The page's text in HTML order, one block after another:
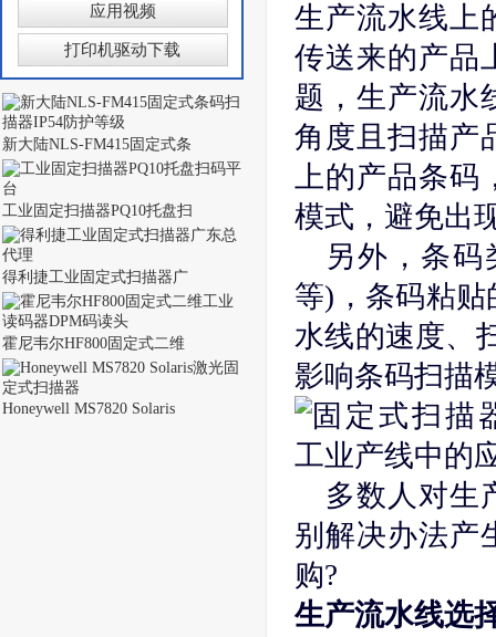
应用视频
打印机驱动下载
新大陆NLS-FM415固定式条
工业固定扫描器PQ10托盘扫
得利捷工业固定式扫描器广
霍尼韦尔HF800固定式二维
Honeywell MS7820 Solaris
生产流水线上
传送来的产品
题，生产流水
角度且扫描产
上的产品条码
模式，避免出
另外，条
等)，条码粘
水线的速度、
影响条码扫描
多数人对生
别解决办法产
购?
生产流水线选